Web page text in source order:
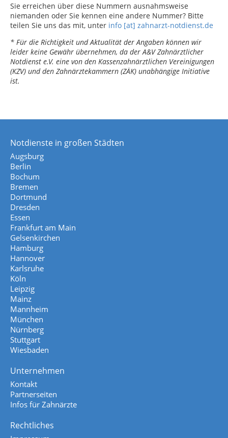
Sie erreichen über diese Nummern ausnahmsweise
niemanden oder Sie kennen eine andere Nummer? Bitte
teilen Sie uns das mit, unter info [at] zahnarzt-notdienst.de
* Für die Richtigkeit und Aktualität der Angaben können wir
leider keine Gewähr übernehmen, da der A&V Zahnärztlicher
Notdienst e.V. eine von den Kassenzahnärztlichen Vereinigungen
(KZV) und den Zahnärztekammern (ZÄK) unabhängige Initiative
ist.
Notdienste in großen Städten
Augsburg
Berlin
Bochum
Bremen
Dortmund
Dresden
Essen
Frankfurt am Main
Gelsenkirchen
Hamburg
Hannover
Karlsruhe
Köln
Leipzig
Mainz
Mannheim
München
Nürnberg
Stuttgart
Wiesbaden
Unternehmen
Kontakt
Partnerseiten
Infos für Zahnärzte
Rechtliches